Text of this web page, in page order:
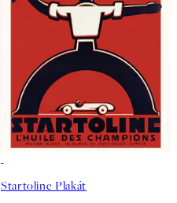
Startoline Plakát